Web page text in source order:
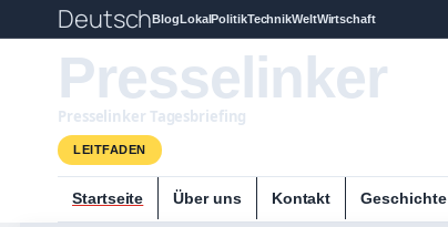
DeutschBlogLokalPolitikTechnikWeltWirtschaft
Presselinker
Presselinker Tagesbriefing
LEITFADEN
Startseite Über uns Kontakt Geschichte